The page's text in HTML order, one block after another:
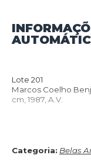
Lote 201
Marcos Coelho
cm, 1987, A.V.
Categoria: Belas